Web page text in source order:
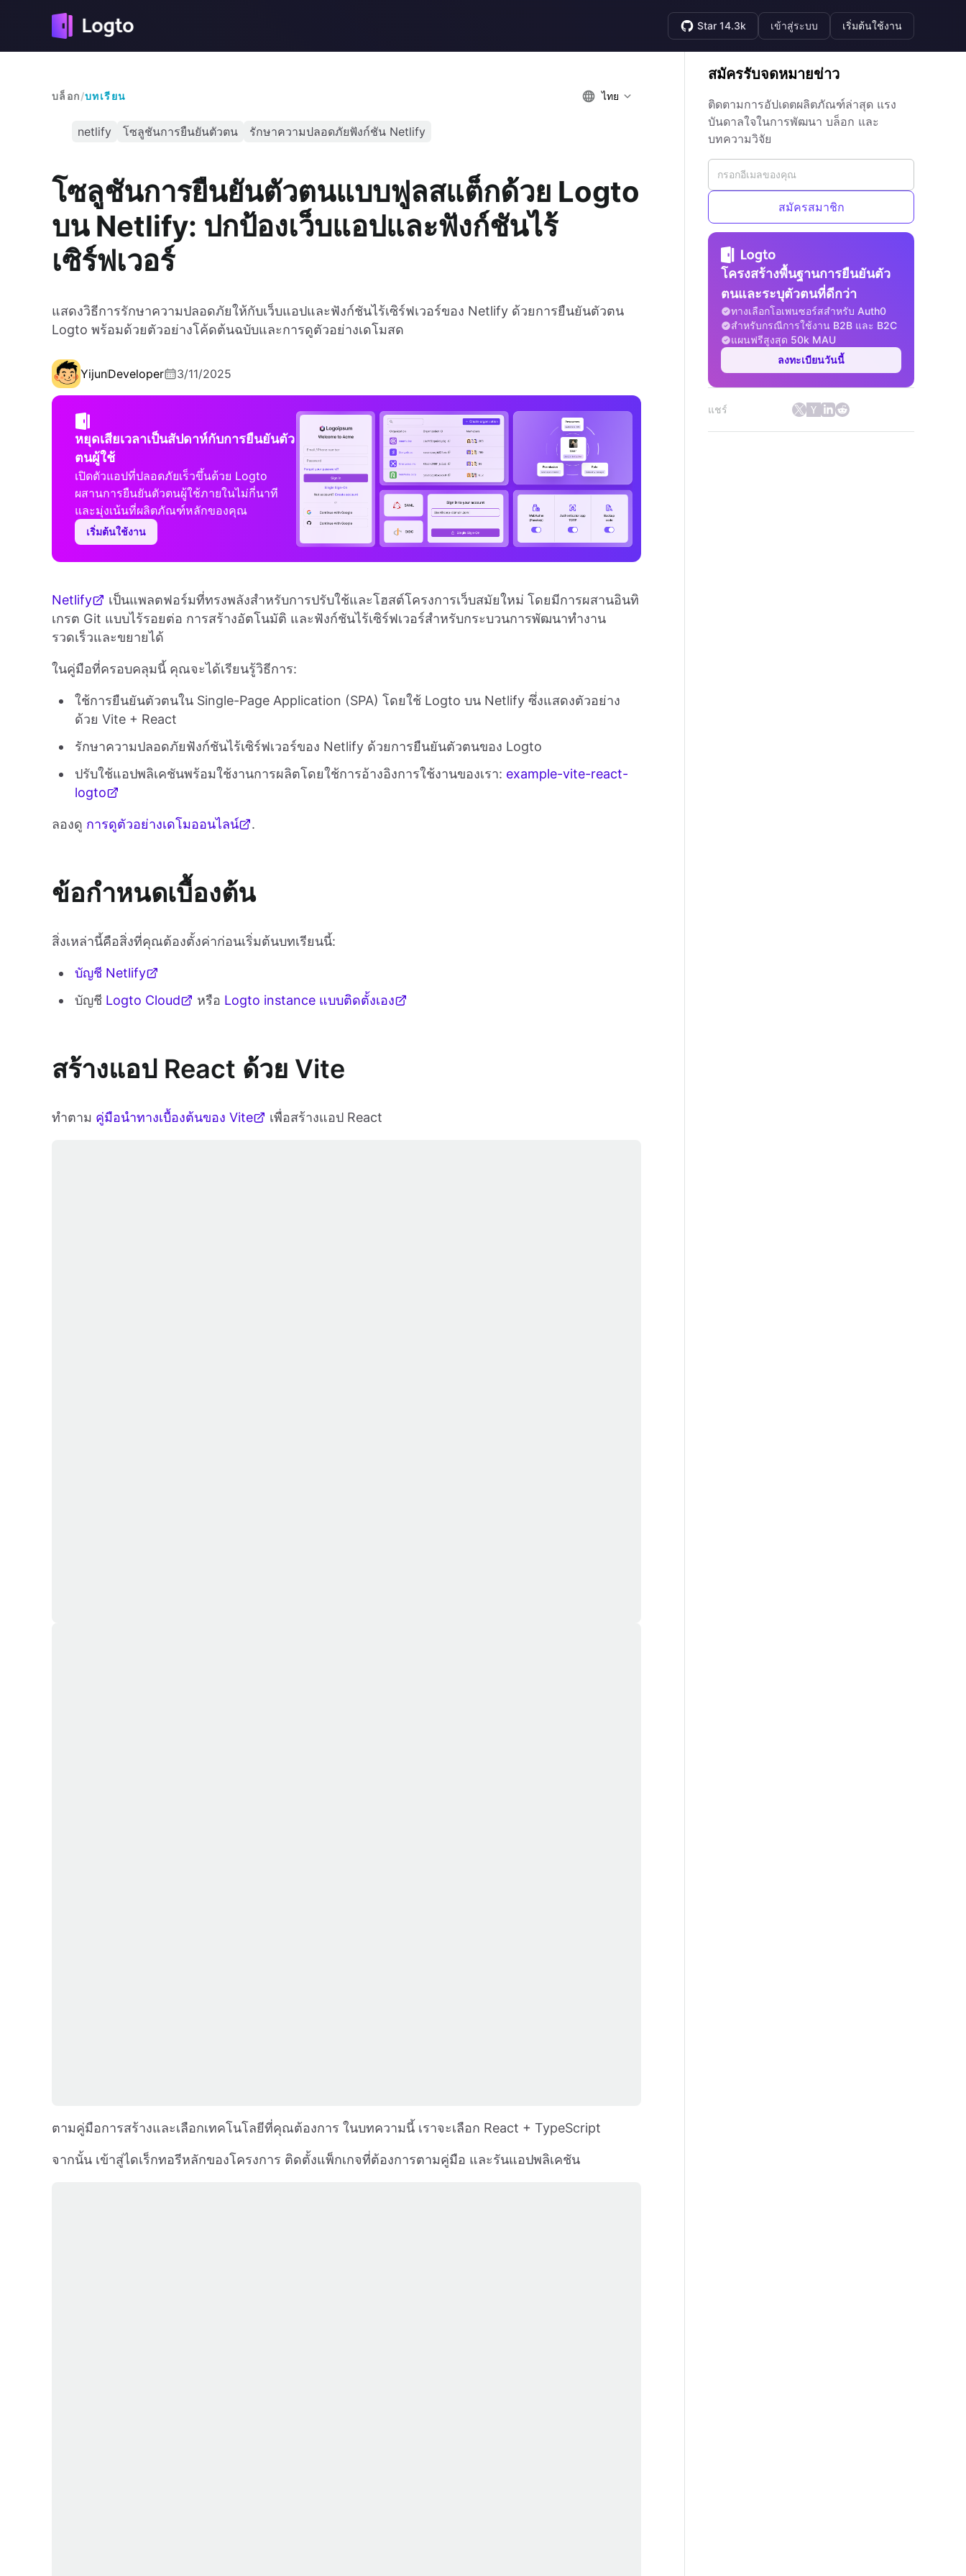
Star 14.3k เข้าสู่ระบบ เริ่มต้นใช้งาน
บล็อก/บทเรียน ไทย
netlify โซลูชันการยืนยันตัวตน รักษาความปลอดภัยฟังก์ชัน Netlify
โซลูชันการยืนยันตัวตนแบบฟูลสแต็กด้วย Logto
บน Netlify: ปกป้องเว็บแอปและฟังก์ชันไร้
เซิร์ฟเวอร์
แสดงวิธีการรักษาความปลอดภัยให้กับเว็บแอปและฟังก์ชันไร้เซิร์ฟเวอร์ของ Netlify ด้วยการยืนยันตัวตน
Logto พร้อมด้วยตัวอย่างโค้ดต้นฉบับและการดูตัวอย่างเดโมสด
YijunDeveloper 3/11/2025
หยุดเสียเวลาเป็นสัปดาห์กับการยืนยันตัว
ตนผู้ใช้
เปิดตัวแอปที่ปลอดภัยเร็วขึ้นด้วย Logto
ผสานการยืนยันตัวตนผู้ใช้ภายในไม่กี่นาที
และมุ่งเน้นที่ผลิตภัณฑ์หลักของคุณ
เริ่มต้นใช้งาน
Netlify
เป็นแพลตฟอร์มที่ทรงพลังสำหรับการปรับใช้และโฮสต์โครงการเว็บสมัยใหม่ โดยมีการผสานอินทิ
เกรต Git แบบไร้รอยต่อ การสร้างอัตโนมัติ และฟังก์ชันไร้เซิร์ฟเวอร์สำหรับกระบวนการพัฒนาทำงาน
รวดเร็วและขยายได้
ในคู่มือที่ครอบคลุมนี้ คุณจะได้เรียนรู้วิธีการ:
ใช้การยืนยันตัวตนใน Single-Page Application (SPA) โดยใช้ Logto บน Netlify ซึ่งแสดงตัวอย่าง
ด้วย Vite + React
รักษาความปลอดภัยฟังก์ชันไร้เซิร์ฟเวอร์ของ Netlify ด้วยการยืนยันตัวตนของ Logto
ปรับใช้แอปพลิเคชันพร้อมใช้งานการผลิตโดยใช้การอ้างอิงการใช้งานของเรา: example-vite-react-
logto
ลองดู การดูตัวอย่างเดโมออนไลน์ .
ข้อกำหนดเบื้องต้น
สิ่งเหล่านี้คือสิ่งที่คุณต้องตั้งค่าก่อนเริ่มต้นบทเรียนนี้:
บัญชี Netlify
บัญชี Logto Cloud หรือ Logto instance แบบติดตั้งเอง
สร้างแอป React ด้วย Vite
ทำตาม คู่มือนำทางเบื้องต้นของ Vite เพื่อสร้างแอป React
ตามคู่มือการสร้างและเลือกเทคโนโลยีที่คุณต้องการ ในบทความนี้ เราจะเลือก React + TypeScript
จากนั้น เข้าสู่ไดเร็กทอรีหลักของโครงการ ติดตั้งแพ็กเกจที่ต้องการตามคู่มือ และรันแอปพลิเคชัน
สมัครรับจดหมายข่าว
ติดตามการอัปเดตผลิตภัณฑ์ล่าสุด แรง
บันดาลใจในการพัฒนา บล็อก และ
บทความวิจัย
สมัครสมาชิก
โครงสร้างพื้นฐานการยืนยันตัว
ตนและระบุตัวตนที่ดีกว่า
ทางเลือกโอเพนซอร์สสำหรับ Auth0
สำหรับกรณีการใช้งาน B2B และ B2C
แผนฟรีสูงสุด 50k MAU
ลงทะเบียนวันนี้
แชร์